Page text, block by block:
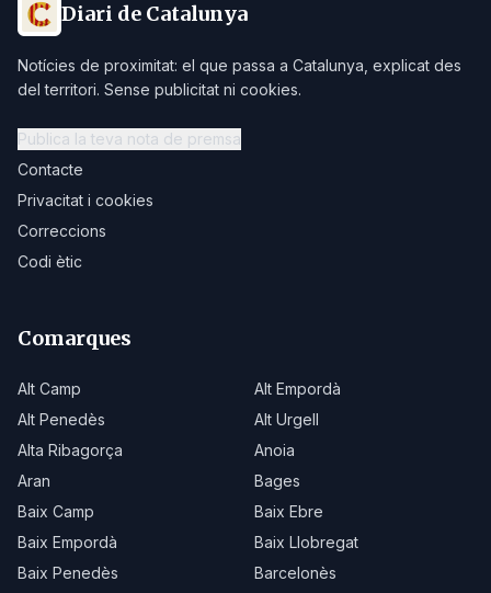
Diari de Catalunya
Notícies de proximitat: el que passa a Catalunya, explicat des
del territori. Sense publicitat ni cookies.
Publica la teva nota de premsa
Contacte
Privacitat i cookies
Correccions
Codi ètic
Comarques
Alt Camp
Alt Empordà
Alt Penedès
Alt Urgell
Alta Ribagorça
Anoia
Aran
Bages
Baix Camp
Baix Ebre
Baix Empordà
Baix Llobregat
Baix Penedès
Barcelonès